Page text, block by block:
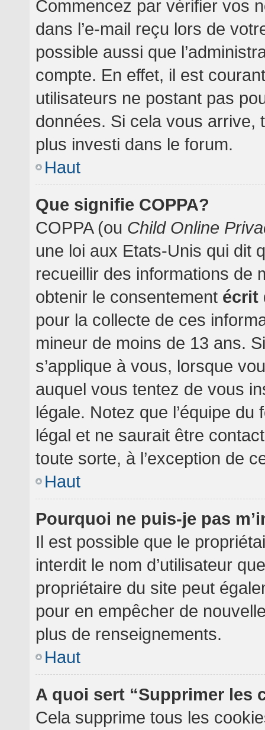
Commencez par vérifier vos
dans l’e-mail reçu lors de
possible aussi que
compte. En effet, il est
utilisateurs ne postant pas
données. Si cela vous
plus investi dans le forum.
Haut
Que signifie COPPA?
COPPA (ou Child Online
une loi aux Etats-Unis qui dit
recueillir des informations de
obtenir le consentement écrit
pour la collecte de ces
mineur de moins de 13 ans.
s’applique à vous, lorsque
auquel vous tentez de vous
légale. Notez que l’équipe
légal et ne saurait être
toute sorte, à l’exception de
Haut
Pourquoi ne puis-je pas
Il est possible que le
interdit le nom d’utilisateur
propriétaire du site peut
pour en empêcher de
plus de renseignements.
Haut
A quoi sert “Supprimer les
Cela supprime tous les